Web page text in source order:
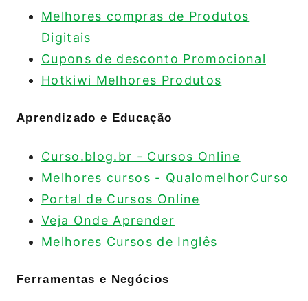
Melhores compras de Produtos
Digitais
Cupons de desconto Promocional
Hotkiwi Melhores Produtos
Aprendizado e Educação
Curso.blog.br - Cursos Online
Melhores cursos - QualomelhorCurso
Portal de Cursos Online
Veja Onde Aprender
Melhores Cursos de Inglês
Ferramentas e Negócios